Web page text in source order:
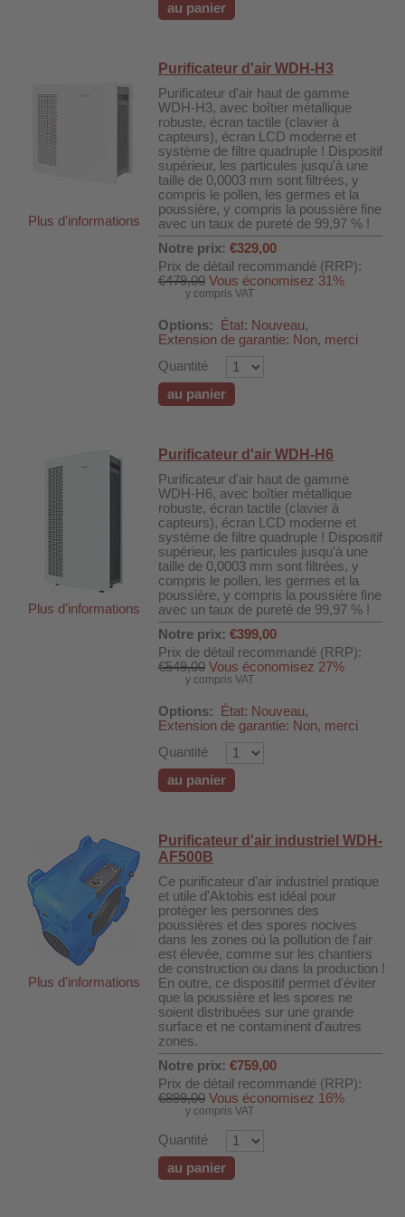
au panier
Plus d'informations
Purificateur d'air WDH-H3
Purificateur d'air haut de gamme
WDH-H3, avec boîtier métallique
robuste, écran tactile (clavier à
capteurs), écran LCD moderne et
système de filtre quadruple ! Dispositif
supérieur, les particules jusqu'à une
taille de 0,0003 mm sont filtrées, y
compris le pollen, les germes et la
poussière, y compris la poussière fine
avec un taux de pureté de 99,97 % !
Notre prix: €329,00
Prix de détail recommandé (RRP):
€479,00 Vous économisez 31%
y compris VAT
Options:
État: Nouveau,
Extension de garantie: Non, merci
Quantité
au panier
Plus d'informations
Purificateur d'air WDH-H6
Purificateur d'air haut de gamme
WDH-H6, avec boîtier métallique
robuste, écran tactile (clavier à
capteurs), écran LCD moderne et
système de filtre quadruple ! Dispositif
supérieur, les particules jusqu'à une
taille de 0,0003 mm sont filtrées, y
compris le pollen, les germes et la
poussière, y compris la poussière fine
avec un taux de pureté de 99,97 % !
Notre prix: €399,00
Prix de détail recommandé (RRP):
€549,00 Vous économisez 27%
y compris VAT
Options:
État: Nouveau,
Extension de garantie: Non, merci
Quantité
au panier
Plus d'informations
Purificateur d'air industriel WDH-
AF500B
Ce purificateur d'air industriel pratique
et utile d'Aktobis est idéal pour
protéger les personnes des
poussières et des spores nocives
dans les zones où la pollution de l'air
est élevée, comme sur les chantiers
de construction ou dans la production !
En outre, ce dispositif permet d'éviter
que la poussière et les spores ne
soient distribuées sur une grande
surface et ne contaminent d'autres
zones.
Notre prix: €759,00
Prix de détail recommandé (RRP):
€899,00 Vous économisez 16%
y compris VAT
Quantité
au panier